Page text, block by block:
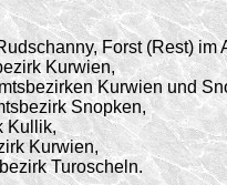
Forst (Rest) im
Kurwien,
Kurwien und
Snopken,
Kullik,
Kurwien,
Turoscheln.